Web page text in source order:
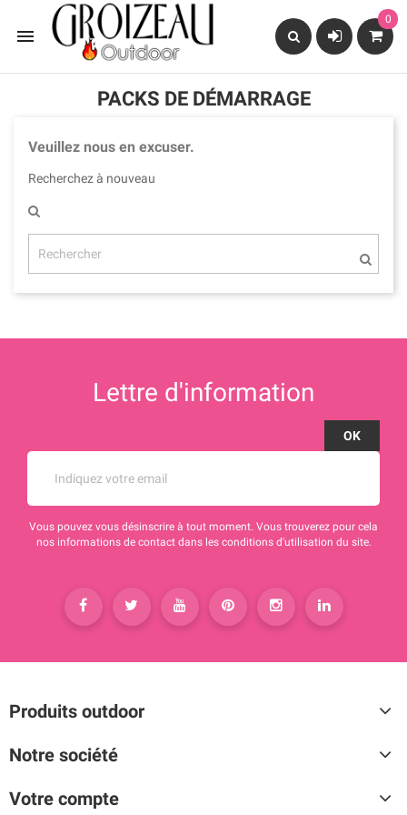

0
PACKS DE DÉMARRAGE
Veuillez nous en excuser.
Recherchez à nouveau
Lettre d'information
Vous pouvez vous désinscrire à tout moment. Vous trouverez pour cela
nos informations de contact dans les conditions d'utilisation du site.
Produits outdoor
Notre société
Votre compte